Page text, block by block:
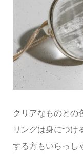
クリアなものとの
リングは身につけ
する方もいらっし